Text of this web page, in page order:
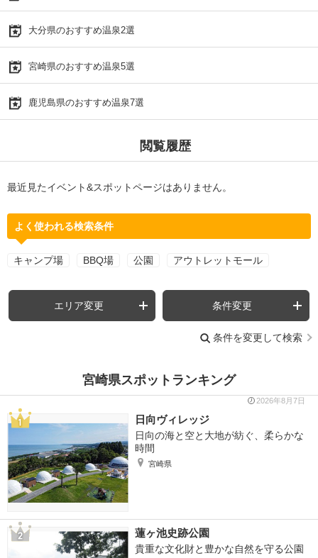
大分県のおすすめ温泉2選
宮崎県のおすすめ温泉5選
鹿児島県のおすすめ温泉7選
閲覧履歴
最近見たイベント&スポットページはありません。
よく使われる検索条件
キャンプ場 BBQ場 公園 アウトレットモール
エリア変更 条件変更
条件を変更して検索
宮崎県スポットランキング
2026年8月7日
日向ヴィレッジ
日向の海と空と大地が紡ぐ、柔らかな
時間
宮崎県
蓮ヶ池史跡公園
貴重な文化財と豊かな自然を守る公園